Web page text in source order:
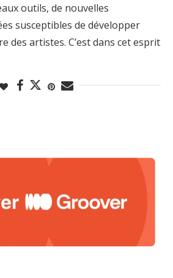
outils, de nouvelles
susceptibles de développer
des artistes. C’est dans cet esprit